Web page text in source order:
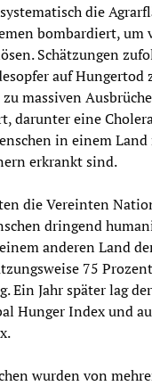
die
bombardiert, um
Schätzungen
auf Hungertod
massiven
darunter eine
in einem
erkrankt sind.
die Vereinten
dringend
anderen Land
75
Ein Jahr später lag
Hunger Index und
wurden von